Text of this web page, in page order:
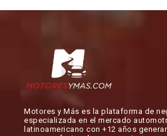
Motores y Más es la plataforma de
especializada en el mercado
latinoamericano con +12 años